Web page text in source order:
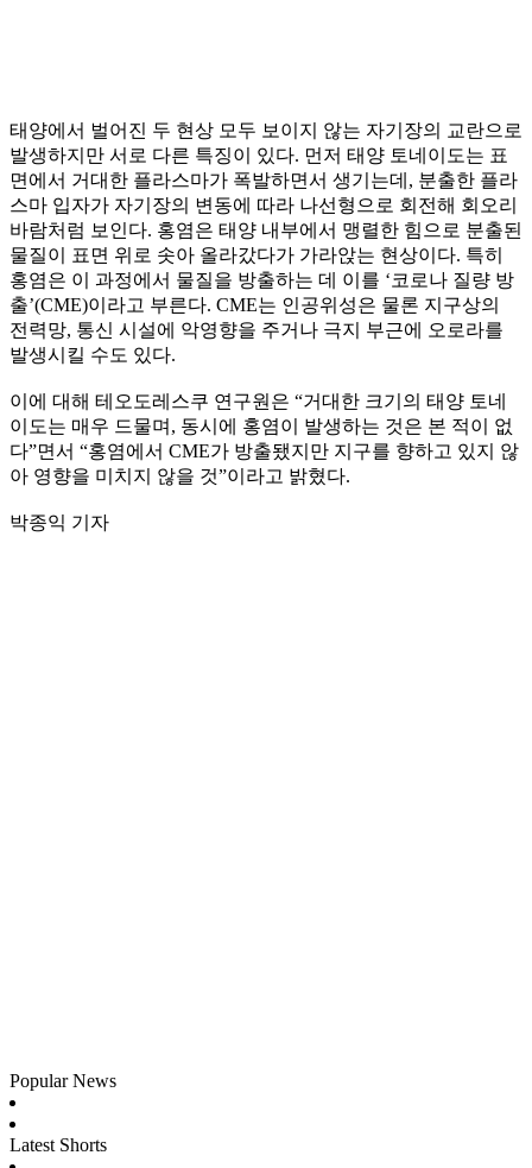
태양에서 벌어진 두 현상 모두 보이지 않는 자기장의 교란으로
발생하지만 서로 다른 특징이 있다. 먼저 태양 토네이도는 표
면에서 거대한 플라스마가 폭발하면서 생기는데, 분출한 플라
스마 입자가 자기장의 변동에 따라 나선형으로 회전해 회오리
바람처럼 보인다. 홍염은 태양 내부에서 맹렬한 힘으로 분출된
물질이 표면 위로 솟아 올라갔다가 가라앉는 현상이다. 특히
홍염은 이 과정에서 물질을 방출하는 데 이를 ‘코로나 질량 방
출’(CME)이라고 부른다. CME는 인공위성은 물론 지구상의
전력망, 통신 시설에 악영향을 주거나 극지 부근에 오로라를
발생시킬 수도 있다.
이에 대해 테오도레스쿠 연구원은 “거대한 크기의 태양 토네
이도는 매우 드물며, 동시에 홍염이 발생하는 것은 본 적이 없
다”면서 “홍염에서 CME가 방출됐지만 지구를 향하고 있지 않
아 영향을 미치지 않을 것”이라고 밝혔다.
박종익 기자
Popular News
Latest Shorts